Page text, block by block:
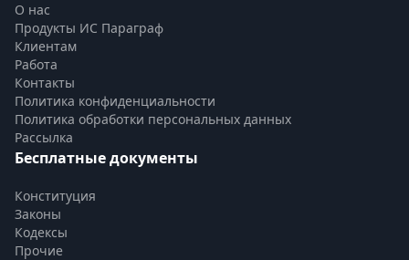
О нас
Продукты ИС Параграф
Клиентам
Работа
Контакты
Политика конфиденциальности
Политика обработки персональных данных
Рассылка
Бесплатные документы
Конституция
Законы
Кодексы
Прочие